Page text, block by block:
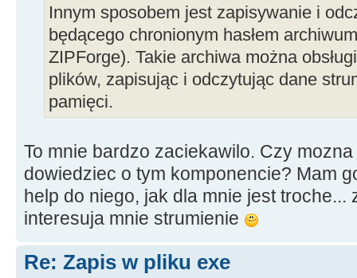
Innym sposobem jest zapisywanie i
będącego chronionym hasłem
ZIPForge). Takie archiwa można
plików, zapisując i odczytując dane
pamięci.
To mnie bardzo zaciekawilo. Czy
dowiedziec o tym komponencie? Mam
help do niego, jak dla mnie jest
interesuja mnie strumienie
Re: Zapis w pliku exe